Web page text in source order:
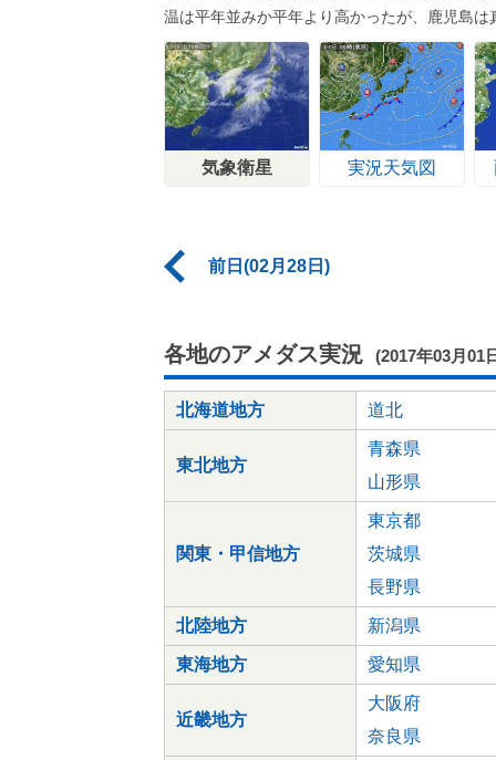
温は平年並みか平年より高かったが、鹿児島は
気象衛星 実況天気図
前日(02月28日)
各地のアメダス実況 (2017年03月01
北海道地方 道北
東北地方
青森県
山形県
関東・甲信地方
東京都
茨城県
長野県
北陸地方 新潟県
東海地方 愛知県
近畿地方
大阪府
奈良県